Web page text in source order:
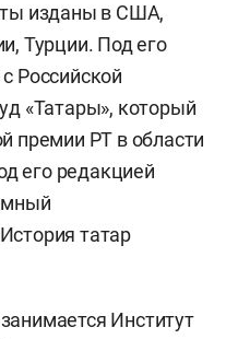
изданы в США,
Турции. Под его
Российской
«Татары», который
премии РТ в области
его редакцией
татар
Институт